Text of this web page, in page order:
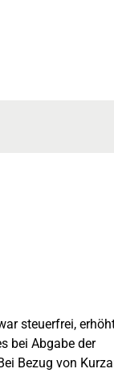
steuerfrei,
bei Abgabe der
Bezug von